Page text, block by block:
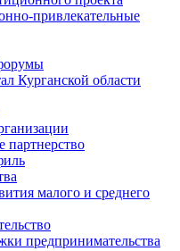
привлекательные
Курганской области
партнерство
малого и среднего
предпринимательства